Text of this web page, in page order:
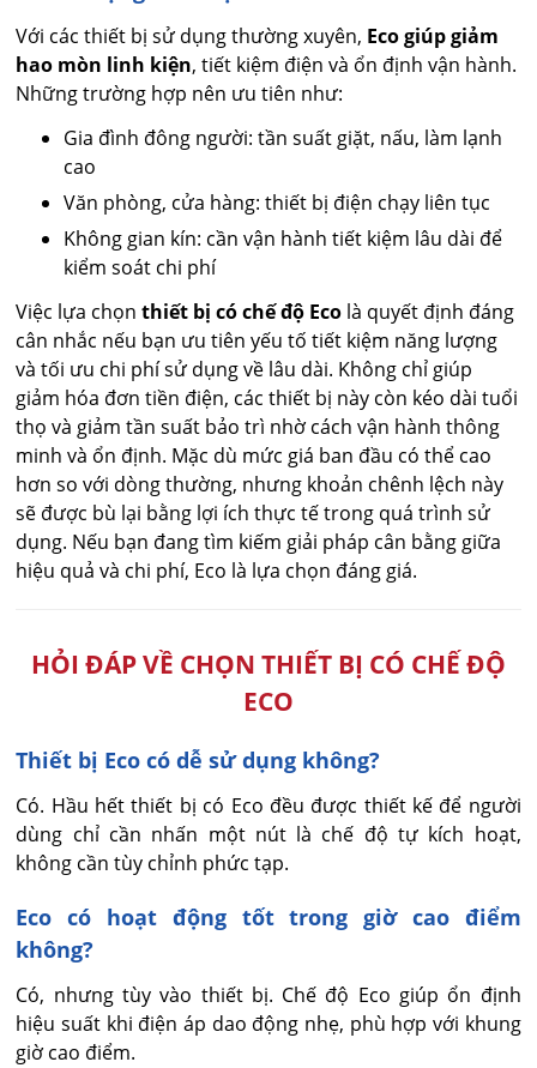
Với các thiết bị sử dụng thường xuyên, Eco giúp giảm
hao mòn linh kiện, tiết kiệm điện và ổn định vận hành.
Những trường hợp nên ưu tiên như:
Gia đình đông người: tần suất giặt, nấu, làm lạnh
cao
Văn phòng, cửa hàng: thiết bị điện chạy liên tục
Không gian kín: cần vận hành tiết kiệm lâu dài để
kiểm soát chi phí
Việc lựa chọnthiết bị có chế độ Eco là quyết định đáng
cân nhắc nếu bạn ưu tiên yếu tố tiết kiệm năng lượng
và tối ưu chi phí sử dụng về lâu dài. Không chỉ giúp
giảm hóa đơn tiền điện, các thiết bị này còn kéo dài tuổi
thọ và giảm tần suất bảo trì nhờ cách vận hành thông
minh và ổn định. Mặc dù mức giá ban đầu có thể cao
hơn so với dòng thường, nhưng khoản chênh lệch này
sẽ được bù lại bằng lợi ích thực tế trong quá trình sử
dụng. Nếu bạn đang tìm kiếm giải pháp cân bằng giữa
hiệu quả và chi phí, Eco là lựa chọn đáng giá.
HỎI ĐÁP VỀ CHỌN THIẾT BỊ CÓ CHẾ ĐỘ
ECO
Thiết bị Eco có dễ sử dụng không?
Có. Hầu hết thiết bị có Eco đều được thiết kế để người
dùng chỉ cần nhấn một nút là chế độ tự kích hoạt,
không cần tùy chỉnh phức tạp.
Eco có hoạt động tốt trong giờ cao điểm
không?
Có, nhưng tùy vào thiết bị. Chế độ Eco giúp ổn định
hiệu suất khi điện áp dao động nhẹ, phù hợp với khung
giờ cao điểm.